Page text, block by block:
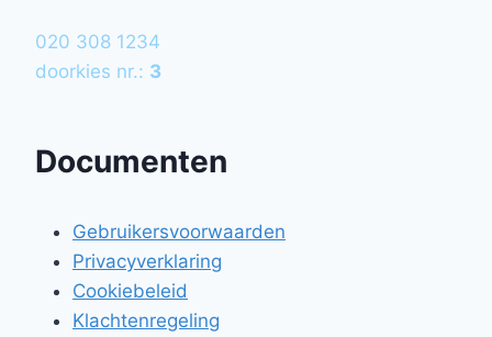
020 308 1234
doorkies nr.: 3
Documenten
Gebruikersvoorwaarden
Privacyverklaring
Cookiebeleid
Klachtenregeling